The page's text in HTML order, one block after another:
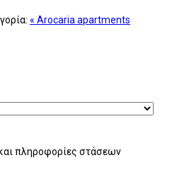
« Arocaria apartments
πληροφορίες στάσεων